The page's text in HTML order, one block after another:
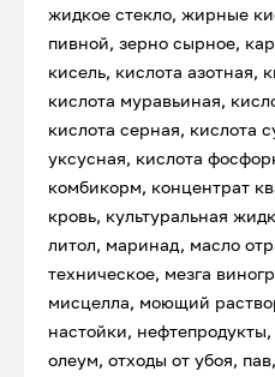
жидкое стекло, жирные
пивной, зерно сырное,
кисель, кислота азотная,
кислота муравьиная,
кислота серная, кислота
уксусная, кислота
комбикорм, концентрат
кровь, культуральная
литол, маринад, масло
техническое, мезга
мисцелла, моющий
настойки,
олеум, отходы от убоя,